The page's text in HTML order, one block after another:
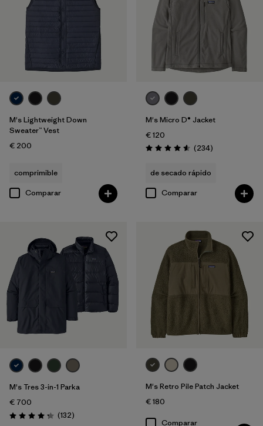
M's Lightweight Down
Sweater™ Vest
€ 200
comprimible
Comparar
M's Micro D® Jacket
€ 120
Puntuación: 4.6 / 5
(234Reseñas
)
de secado rápido
Comparar
M's Tres 3-in-1 Parka
€ 700
Puntuación: 4.2 / 5
(132Reseñas
)
M's Retro Pile Patch Jacket
€ 180
Comparar